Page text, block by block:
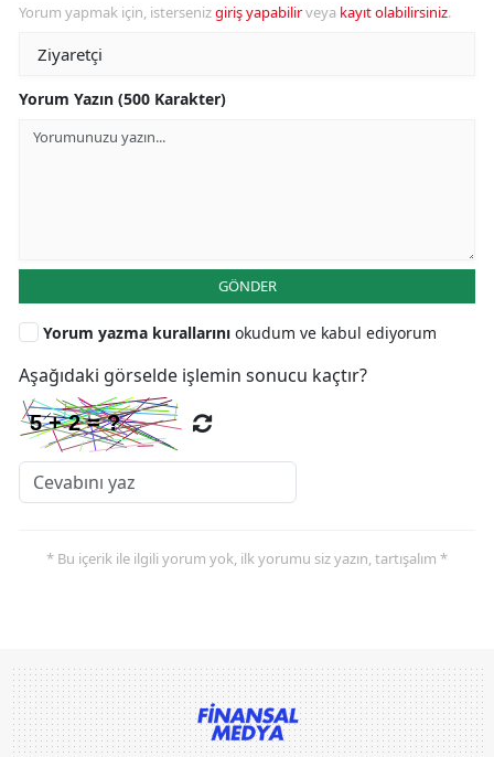
Yorum yapmak için, istersenizgiriş yapabilirveya kayıt olabilirsiniz.
Yorum Yazın (500 Karakter)
GÖNDER
Yorum yazma kurallarını okudum ve kabul ediyorum
Aşağıdaki görselde işlemin sonucu kaçtır?
* Bu içerik ile ilgili yorum yok, ilk yorumu siz yazın, tartışalım *